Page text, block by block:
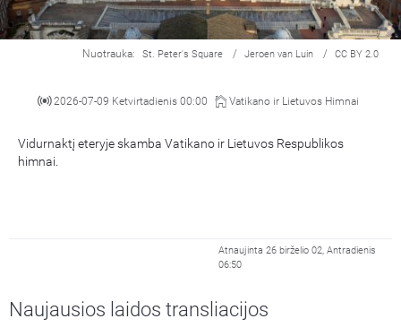
Nuotrauka: St. Peter's Square / Jeroen van Luin / CC BY 2.0
2026-07-09 Ketvirtadienis 00:00 Vatikano ir Lietuvos Himnai
Vidurnaktį eteryje skamba Vatikano ir Lietuvos Respublikos
himnai.
Atnaujinta 26 birželio 02, Antradienis
06:50
Naujausios laidos transliacijos